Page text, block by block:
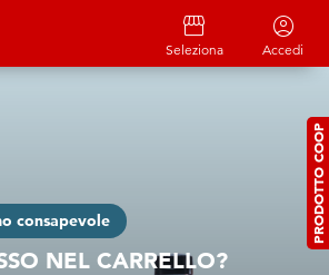
storefront
Seleziona
account_circle
Accedi
PRODOTTO COOP
consapevole
NEL CARRELLO?